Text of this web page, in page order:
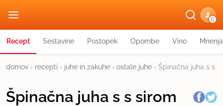
G
Recept Sestavine Postopek Opombe Vino Mnenja
domov › recepti › juhe in zakuhe › ostale juhe › Špinačna juha s s
Špinačna juha s s sirom